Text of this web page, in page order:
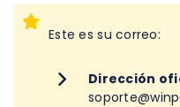
Este es su correo:
Dirección